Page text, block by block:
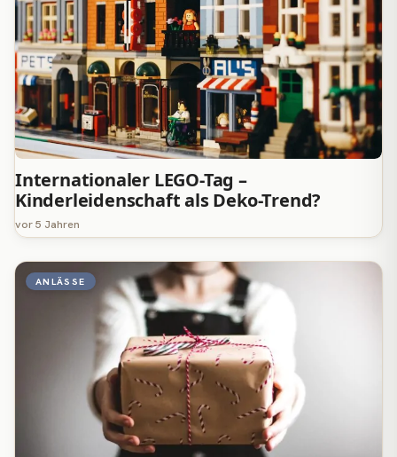
Internationaler LEGO-Tag –
Kinderleidenschaft als Deko-Trend?
vor 5 Jahren
ANLÄSSE